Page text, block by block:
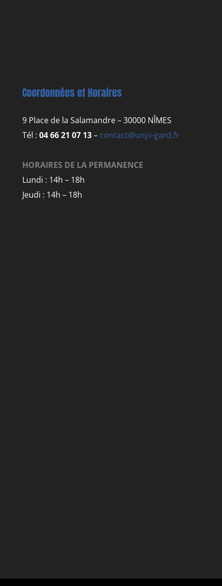
Coordonnées et Horaires
9 Place de la Salamandre – 30000 NÎMES
Tél : 04 66 21 07 13– contact@unpi-gard.fr
HORAIRES DE LA PERMANENCE
Lundi : 14h – 18h
Jeudi : 14h – 18h